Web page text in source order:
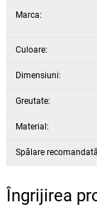
Marca:
Culoare:
Dimensiuni:
Greutate:
Material:
Spălare
Îngrijirea